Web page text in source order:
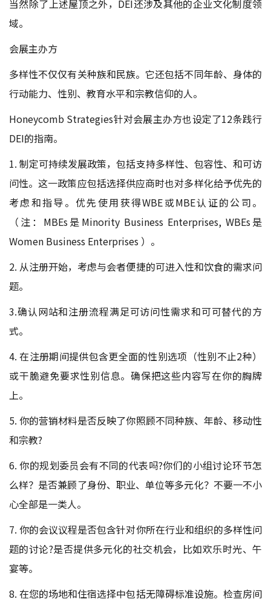
当然除了上述屋顶之外，DEI还涉及其他的企业文化制度领
域。
会展主办方
多样性不仅仅有关种族和民族。它还包括不同年龄、身体的
行动能力、性别、教育水平和宗教信仰的人。
Honeycomb Strategies针对会展主办方也设定了12条践行
DEI的指南。
1. 制定可持续发展政策，包括支持多样性、包容性、和可访
问性。这一政策应包括选择供应商时也对多样化给予优先的
考虑和指导。优先使用获得WBE或MBE认证的公司。
（注：MBEs是Minority Business Enterprises, WBEs是
Women Business Enterprises ）。
2. 从注册开始，考虑与会者便捷的可进入性和饮食的需求问
题。
3.确认网站和注册流程满足可访问性需求和可可替代的方
式。
4. 在注册期间提供包含更全面的性别选项（性别不止2种）
或干脆避免要求性别信息。确保把这些内容写在你的胸牌
上。
5. 你的营销材料是否反映了你照顾不同种族、年龄、移动性
和宗教?
6. 你的规划委员会有不同的代表吗?你们的小组讨论环节怎
么样？是否兼顾了身份、职业、单位等多元化？不要一不小
心全部是一类人。
7. 你的会议议程是否包含针对你所在行业和组织的多样性问
题的讨论?是否提供多元化的社交机会，比如欢乐时光、午
宴等。
8. 在您的场地和住宿选择中包括无障碍标准设施。检查房间